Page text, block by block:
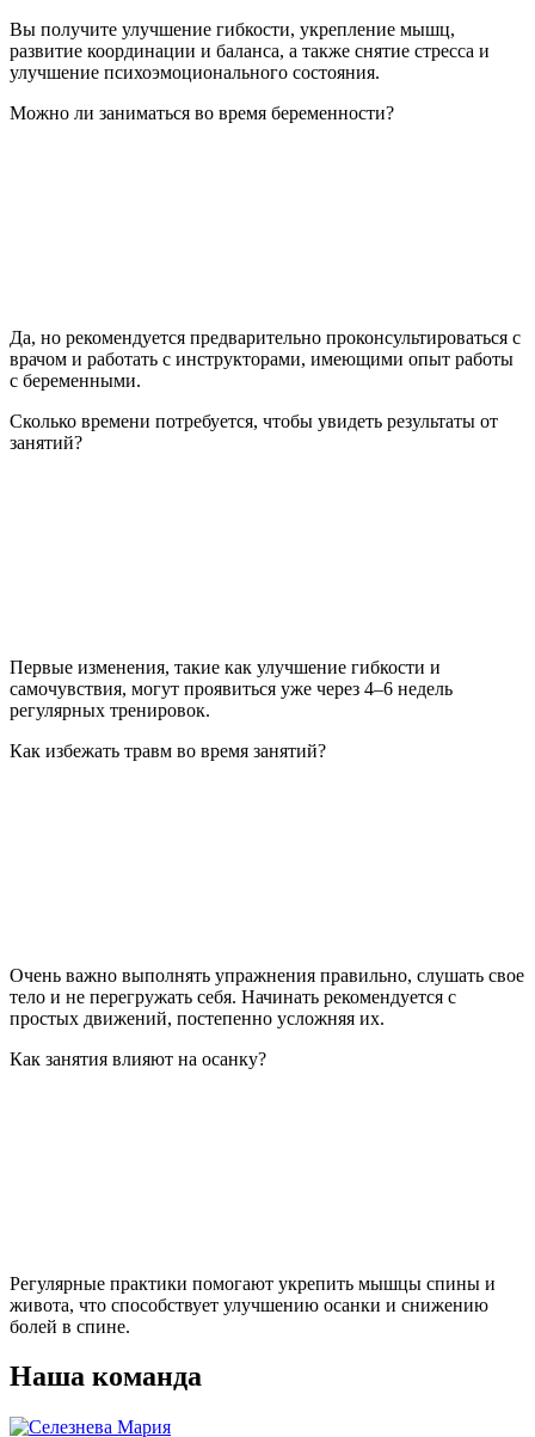
Вы получите улучшение гибкости, укрепление мышц,
развитие координации и баланса, а также снятие стресса и
улучшение психоэмоционального состояния.
Можно ли заниматься во время беременности?
Да, но рекомендуется предварительно проконсультироваться с
врачом и работать с инструкторами, имеющими опыт работы
с беременными.
Сколько времени потребуется, чтобы увидеть результаты от
занятий?
Первые изменения, такие как улучшение гибкости и
самочувствия, могут проявиться уже через 4–6 недель
регулярных тренировок.
Как избежать травм во время занятий?
Очень важно выполнять упражнения правильно, слушать свое
тело и не перегружать себя. Начинать рекомендуется с
простых движений, постепенно усложняя их.
Как занятия влияют на осанку?
Регулярные практики помогают укрепить мышцы спины и
живота, что способствует улучшению осанки и снижению
болей в спине.
Наша команда